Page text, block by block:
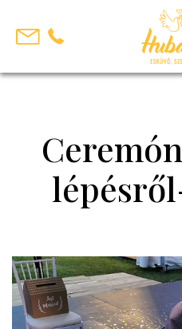
content